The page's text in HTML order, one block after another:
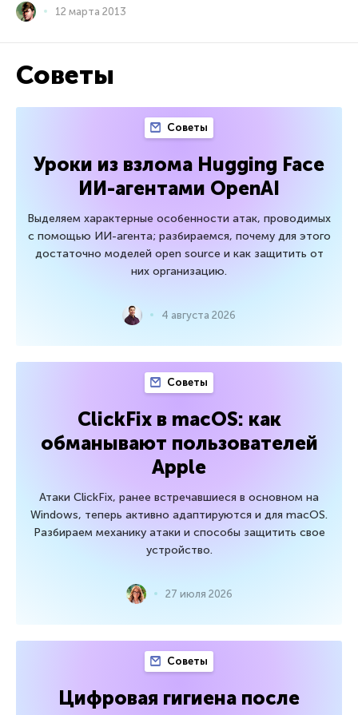
12 марта 2013
Советы
Советы
Уроки из взлома Hugging Face
ИИ-агентами OpenAI
Выделяем характерные особенности атак, проводимых
с помощью ИИ-агента; разбираемся, почему для этого
достаточно моделей open source и как защитить от
них организацию.
4 августа 2026
Советы
ClickFix в macOS: как
обманывают пользователей
Apple
Атаки ClickFix, ранее встречавшиеся в основном на
Windows, теперь активно адаптируются и для macOS.
Разбираем механику атаки и способы защитить свое
устройство.
27 июля 2026
Советы
Цифровая гигиена после